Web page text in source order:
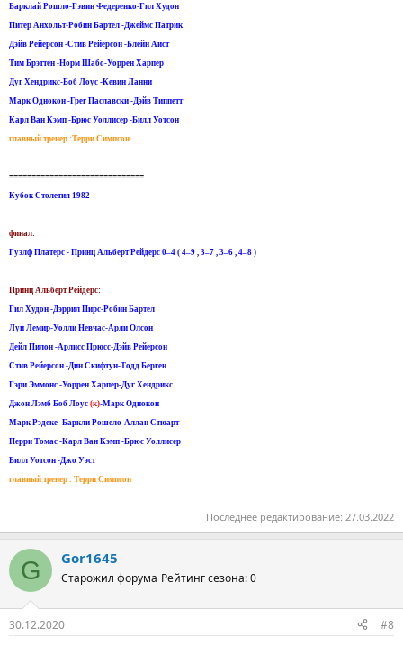
Барклай Рошло-Гэвин Федеренко-Гил Худон
Питер Анхольт-Робин Бартел -Джеймс Патрик
Дэйв Рейерсон -Стив Рейерсон -Блейн Аист
Тим Брэттен -Норм Шабо-Уоррен Харпер
Дуг Хендрикс-Боб Лоус -Кевин Ланни
Марк Однокон -Грег Паславски -Дэйв Типпетт
Карл Ван Кэмп -Брюс Уоллисер -Билл Уотсон
главный тренер :Терри Симпсон
==============================
Кубок Столетия 1982
финал:
Гуэлф Платерс - Принц Альберт Рейдерс 0–4 ( 4–9 , 3–7 , 3–6 , 4–8 )
Принц Альберт Рейдерс:
Гил Худон -Дэррил Пирс-Робин Бартел
Луи Лемир-Уолли Невчас-Арли Олсон
Дейл Пилон -Арлисс Прюсс-Дэйв Рейерсон
Стив Рейерсон -Дин Скифтун-Тодд Берген
Гэри Эммонс -Уоррен Харпер-Дуг Хендрикс
Джон Лэмб Боб Лоус (к)-Марк Однокон
Марк Рэдеке -Баркли Рошело-Аллан Стюарт
Перри Томас -Карл Ван Кэмп -Брюс Уоллисер
Билл Уотсон -Джо Уэст
главный тренер : Терри Симпсон
Последнее редактирование: 27.03.2022
G Gor1645
Старожил форума Рейтинг сезона: 0
30.12.2020 #8